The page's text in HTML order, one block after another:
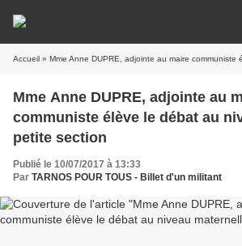
Accueil » Mme Anne DUPRE, adjointe au maire communiste élève le débat
Mme Anne DUPRE, adjointe au
communiste élève le débat au
petite section
Publié le 10/07/2017 à 13:33
Par TARNOS POUR TOUS - Billet d'un militant